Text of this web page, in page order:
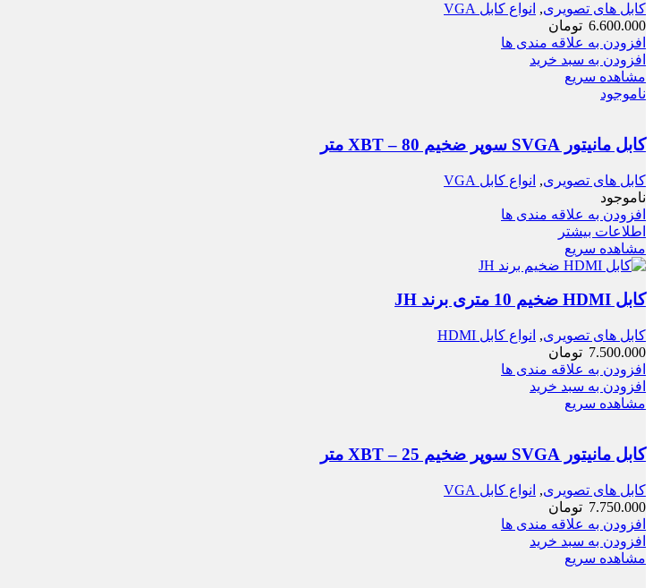
کابل های تصویری, انواع کابل VGA
6.600.000 تومان
افزودن به علاقه مندی ها
افزودن به سبد خرید
مشاهده سریع
ناموجود
کابل مانیتور SVGA سوپر ضخیم XBT – 80 متر
کابل های تصویری, انواع کابل VGA
ناموجود
افزودن به علاقه مندی ها
اطلاعات بیشتر
مشاهده سریع
کابل HDMI ضخیم 10 متری برند JH
کابل های تصویری, انواع کابل HDMI
7.500.000 تومان
افزودن به علاقه مندی ها
افزودن به سبد خرید
مشاهده سریع
کابل مانیتور SVGA سوپر ضخیم XBT – 25 متر
کابل های تصویری, انواع کابل VGA
7.750.000 تومان
افزودن به علاقه مندی ها
افزودن به سبد خرید
مشاهده سریع